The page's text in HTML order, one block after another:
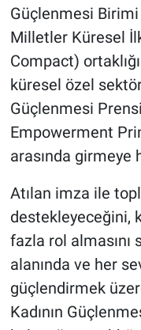
Güçlenmesi
Milletler Küresel
Compact)
küresel özel
Güçlenmesi
Empowerment
arasında girmeye
Atılan imza ile
destekleyeceğini,
fazla rol almasını
alanında ve her
güçlendirmek
Kadının